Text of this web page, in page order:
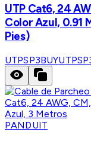
UTP Cat6, 24
Color Azul, 0.91
Pies)
UTPSP3BUY
PANDUIT